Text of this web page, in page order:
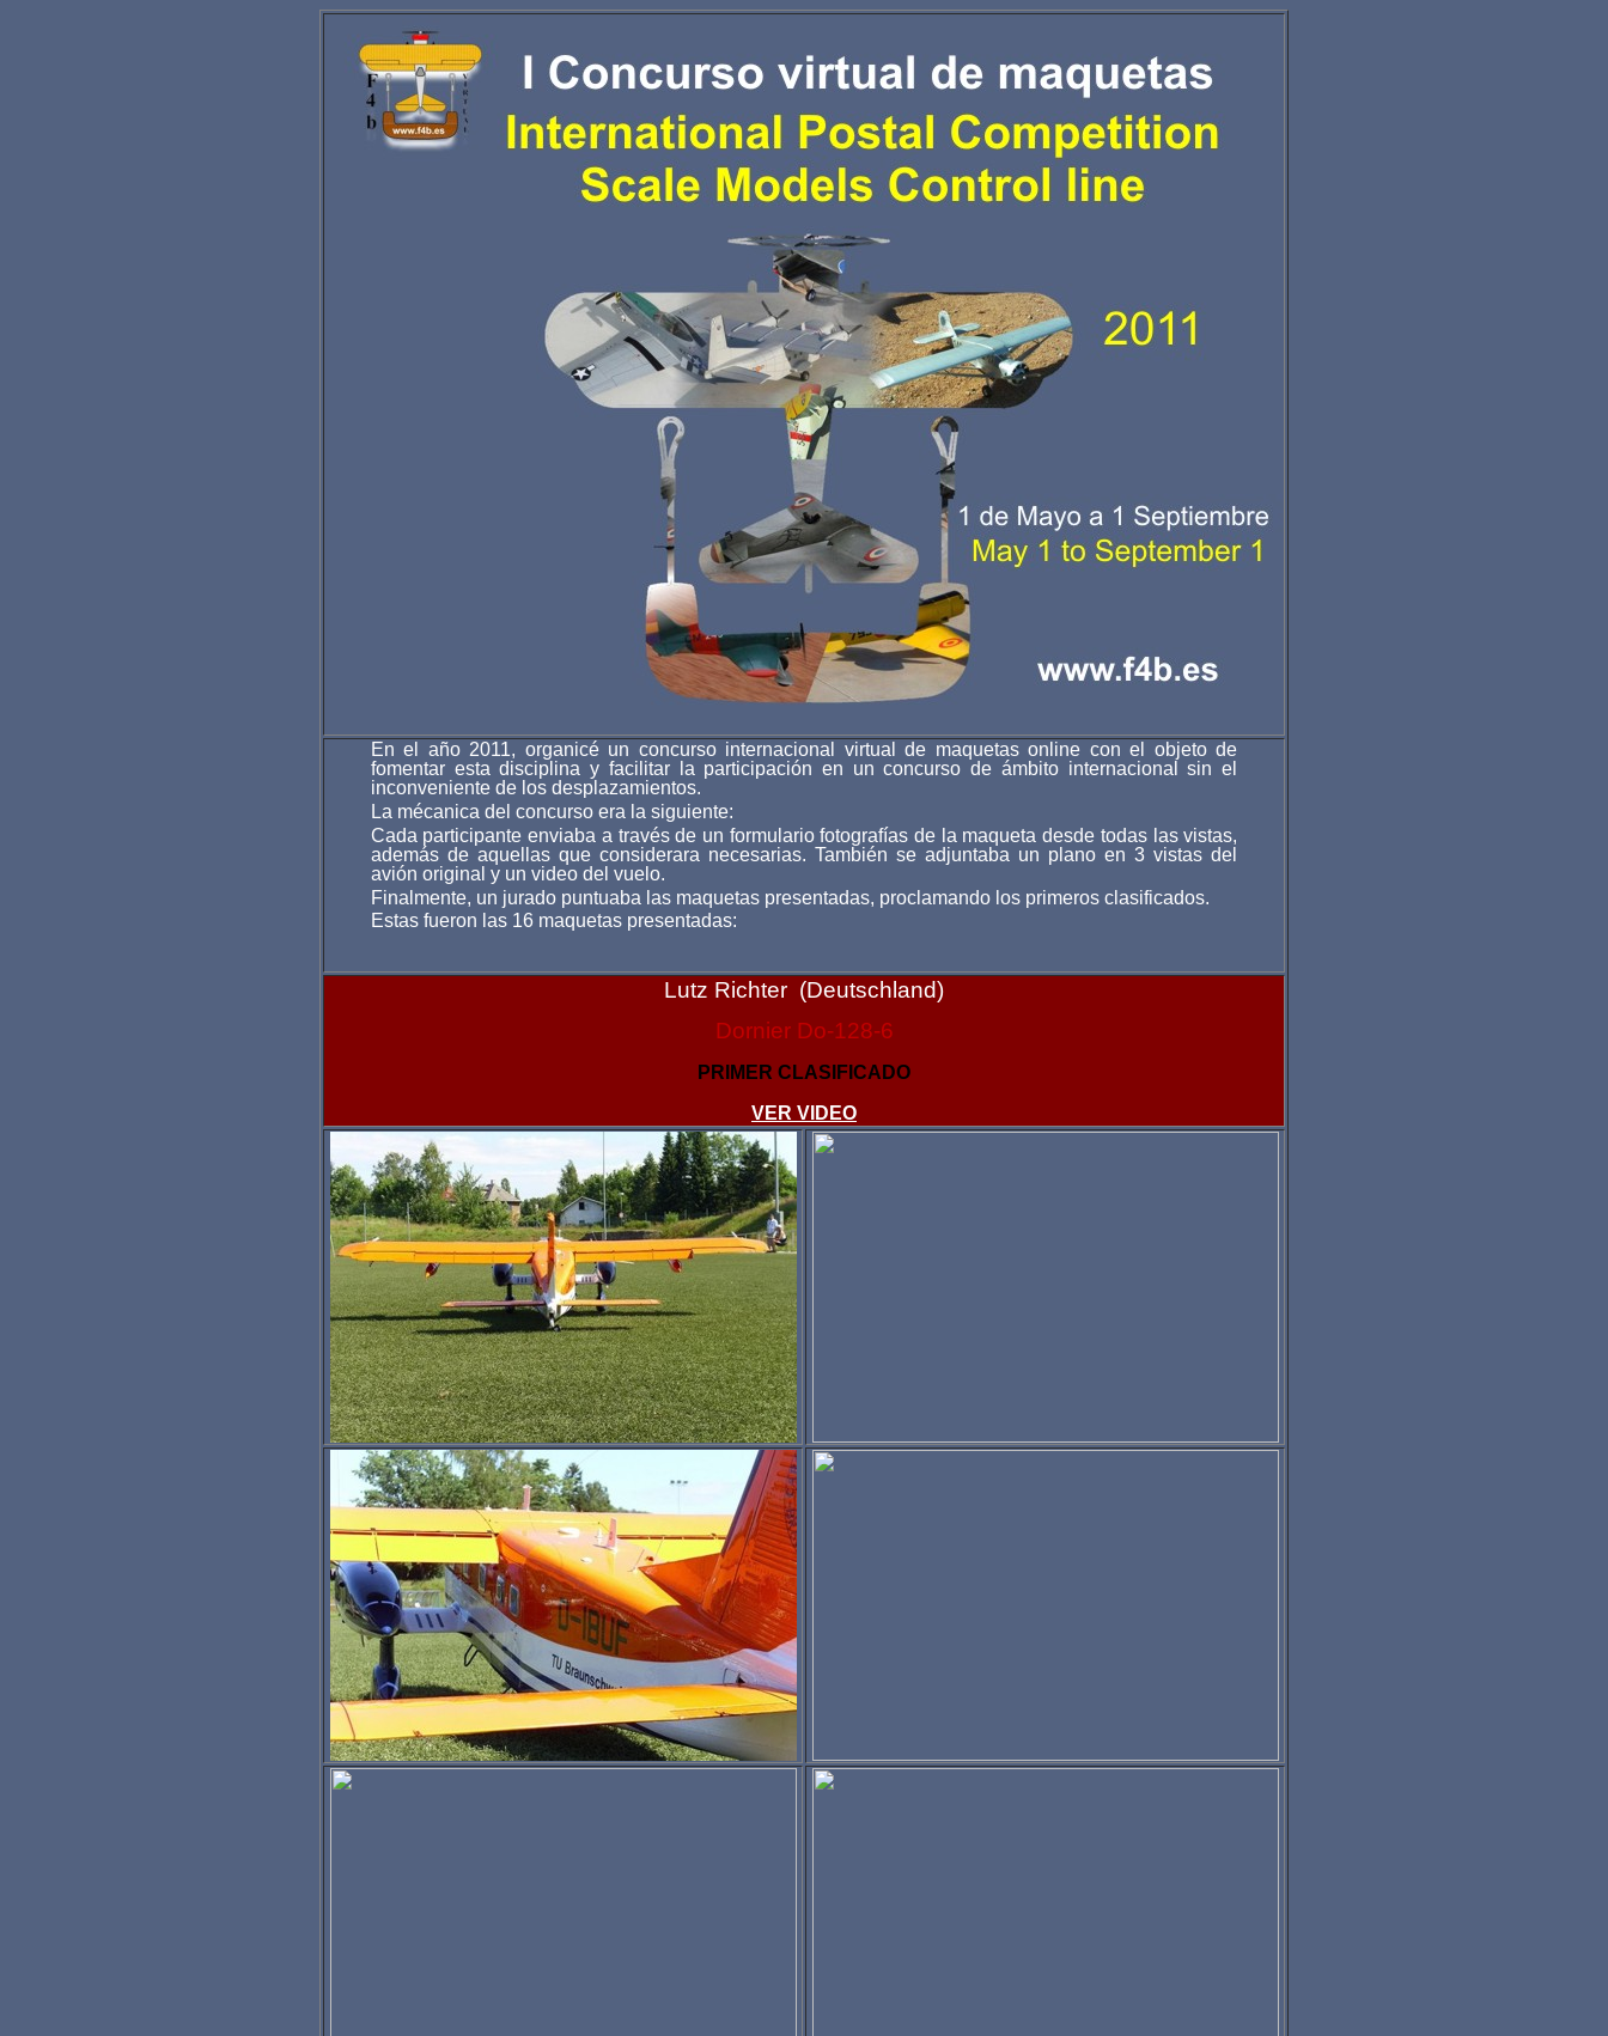
En el año 2011, organicé un concurso internacional virtual de maquetas online con el objeto de
fomentar esta disciplina y facilitar la participación en un concurso de ámbito internacional sin el
inconveniente de los desplazamientos.
La mécanica del concurso era la siguiente:
Cada participante enviaba a través de un formulario fotografías de la maqueta desde todas las vistas,
además de aquellas que considerara necesarias. También se adjuntaba un plano en 3 vistas del
avión original y un video del vuelo.
Finalmente, un jurado puntuaba las maquetas presentadas, proclamando los primeros clasificados.
Estas fueron las 16 maquetas presentadas:
Lutz Richter (Deutschland)
Dornier Do-128-6
PRIMER CLASIFICADO
VER VIDEO